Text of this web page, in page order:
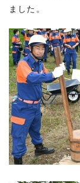
ました。